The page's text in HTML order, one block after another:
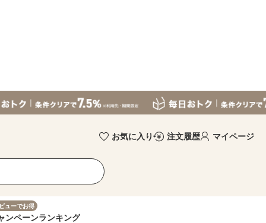
お気に入り 注文履歴 マイページ
ューでお得
ンペーンランキング